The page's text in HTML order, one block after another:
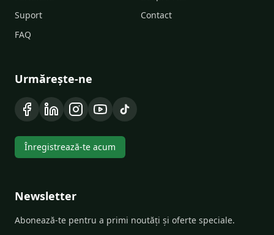
Suport
Contact
FAQ
Urmărește-ne
Înregistrează-te acum
Newsletter
Abonează-te pentru a primi noutăți și oferte speciale.